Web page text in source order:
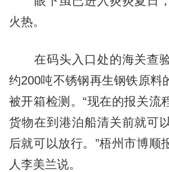
火热。
在码头入口处的海关查
约200吨不锈钢再生钢铁原料
被开箱检测。“现在的报关流
货物在到港泊船清关前就可
后就可以放行。”梧州市博顺
人李美兰说。